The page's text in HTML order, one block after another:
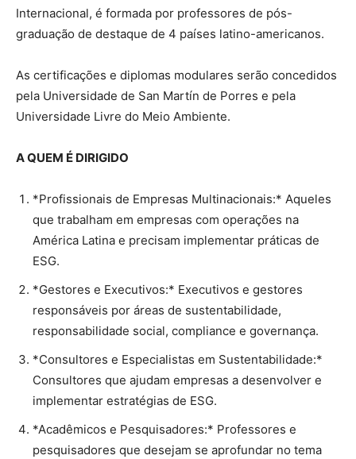
Internacional, é formada por professores de pós-
graduação de destaque de 4 países latino-americanos.
As certificações e diplomas modulares serão concedidos
pela Universidade de San Martín de Porres e pela
Universidade Livre do Meio Ambiente.
A QUEM É DIRIGIDO
*Profissionais de Empresas Multinacionais:* Aqueles
que trabalham em empresas com operações na
América Latina e precisam implementar práticas de
ESG.
*Gestores e Executivos:* Executivos e gestores
responsáveis por áreas de sustentabilidade,
responsabilidade social, compliance e governança.
*Consultores e Especialistas em Sustentabilidade:*
Consultores que ajudam empresas a desenvolver e
implementar estratégias de ESG.
*Acadêmicos e Pesquisadores:* Professores e
pesquisadores que desejam se aprofundar no tema